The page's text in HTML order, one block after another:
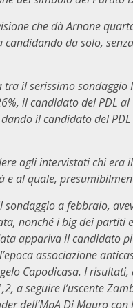
che dà Arnone
candidando da solo,
il serissimo
il candidato del PDL
il candidato del
agli intervistati chi
al quale,
sondaggio a febbraio,
nonché i big dei partiti
appariva il candidato
associazione
Capodicasa. I
a seguire l’uscente
dell’MpA Di Mauro con